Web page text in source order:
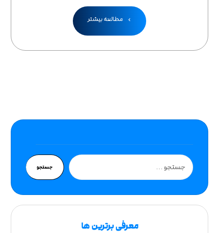
مطالعه بیشتر
جستجو
معرفی برترین ها